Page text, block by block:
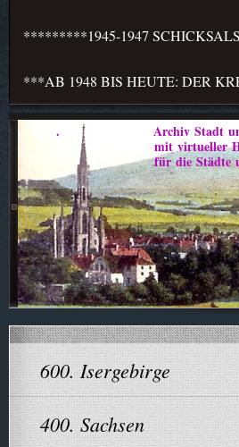
*********1945-1947
***AB 1948 BIS HEUTE: DER
. Archiv Stadt und
mit virtueller
für die Städte und
600. Isergebirge
400. Sachsen